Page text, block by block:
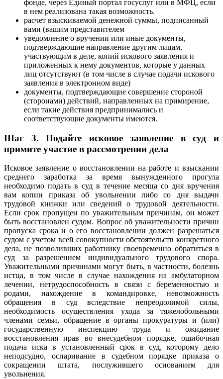
фонде, через Единый портал госуслуг или в МФЦ, если
в нем реализована такая возможность.
расчет взыскиваемой денежной суммы, подписанный
вами (вашим представителем
уведомление о вручении или иные документы,
подтверждающие направление другим лицам,
участвующим в деле, копий искового заявления и
приложенных к нему документов, которые у данных
лиц отсутствуют (в том числе в случае подачи искового
заявления в электронном виде)
документы, подтверждающие совершение стороной
(сторонами) действий, направленных на примирение,
если такие действия предпринимались и
соответствующие документы имеются.
Шаг 3. Подайте исковое заявление в суд и
примите участие в рассмотрении дела
Исковое заявление о восстановлении на работе и взыскании
среднего заработка за время вынужденного прогула
необходимо подать в суд в течение месяца со дня вручения
вам копии приказа об увольнении либо со дня выдачи
трудовой книжки или сведений о трудовой деятельности.
Если срок пропущен по уважительным причинам, он может
быть восстановлен судом. Вопрос об уважительности причин
пропуска срока и о его восстановлении должен разрешаться
судом с учетом всей совокупности обстоятельств конкретного
дела, не позволивших работнику своевременно обратиться в
суд за разрешением индивидуального трудового спора.
Уважительными причинами могут быть, в частности, болезнь
истца, в том числе в случае нахождения на амбулаторном
лечении, нетрудоспособность в связи с беременностью и
родами, нахождение в командировке, невозможность
обращения в суд вследствие непреодолимой силы,
необходимость осуществления ухода за тяжелобольными
членами семьи, обращение в органы прокуратуры и (или)
государственную инспекцию труда и ожидание
восстановления прав во внесудебном порядке, ошибочная
подача иска в установленный срок в суд, которому дело
неподсудно, оспаривание в судебном порядке приказа о
сокращении штата, послужившего основанием для
увольнения.